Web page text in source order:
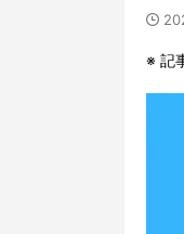
※ 記